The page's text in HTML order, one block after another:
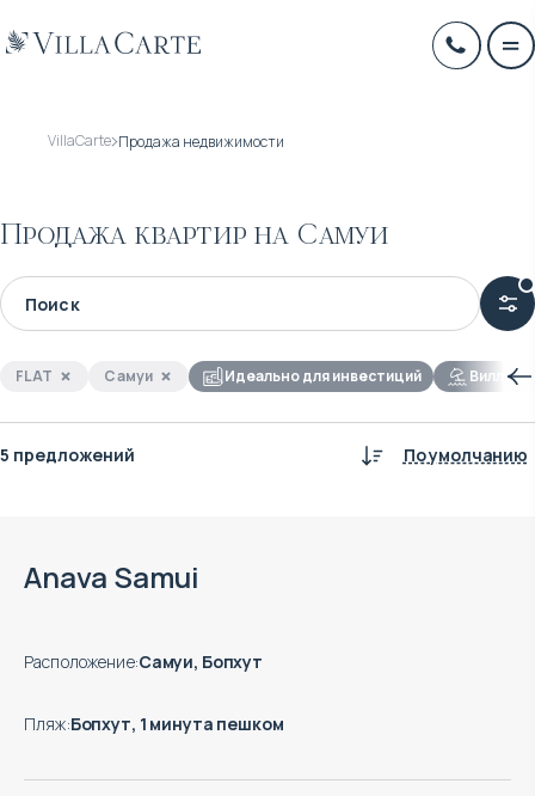
VillaCarte Продажа недвижимости
Продажа квартир на Самуи
FLAT Самуи Идеально для инвестиций Виллы у
5 предложений По умолчанию
Anava Samui
Расположение:Самуи, Бопхут
Пляж:Бопхут, 1 минута пешком